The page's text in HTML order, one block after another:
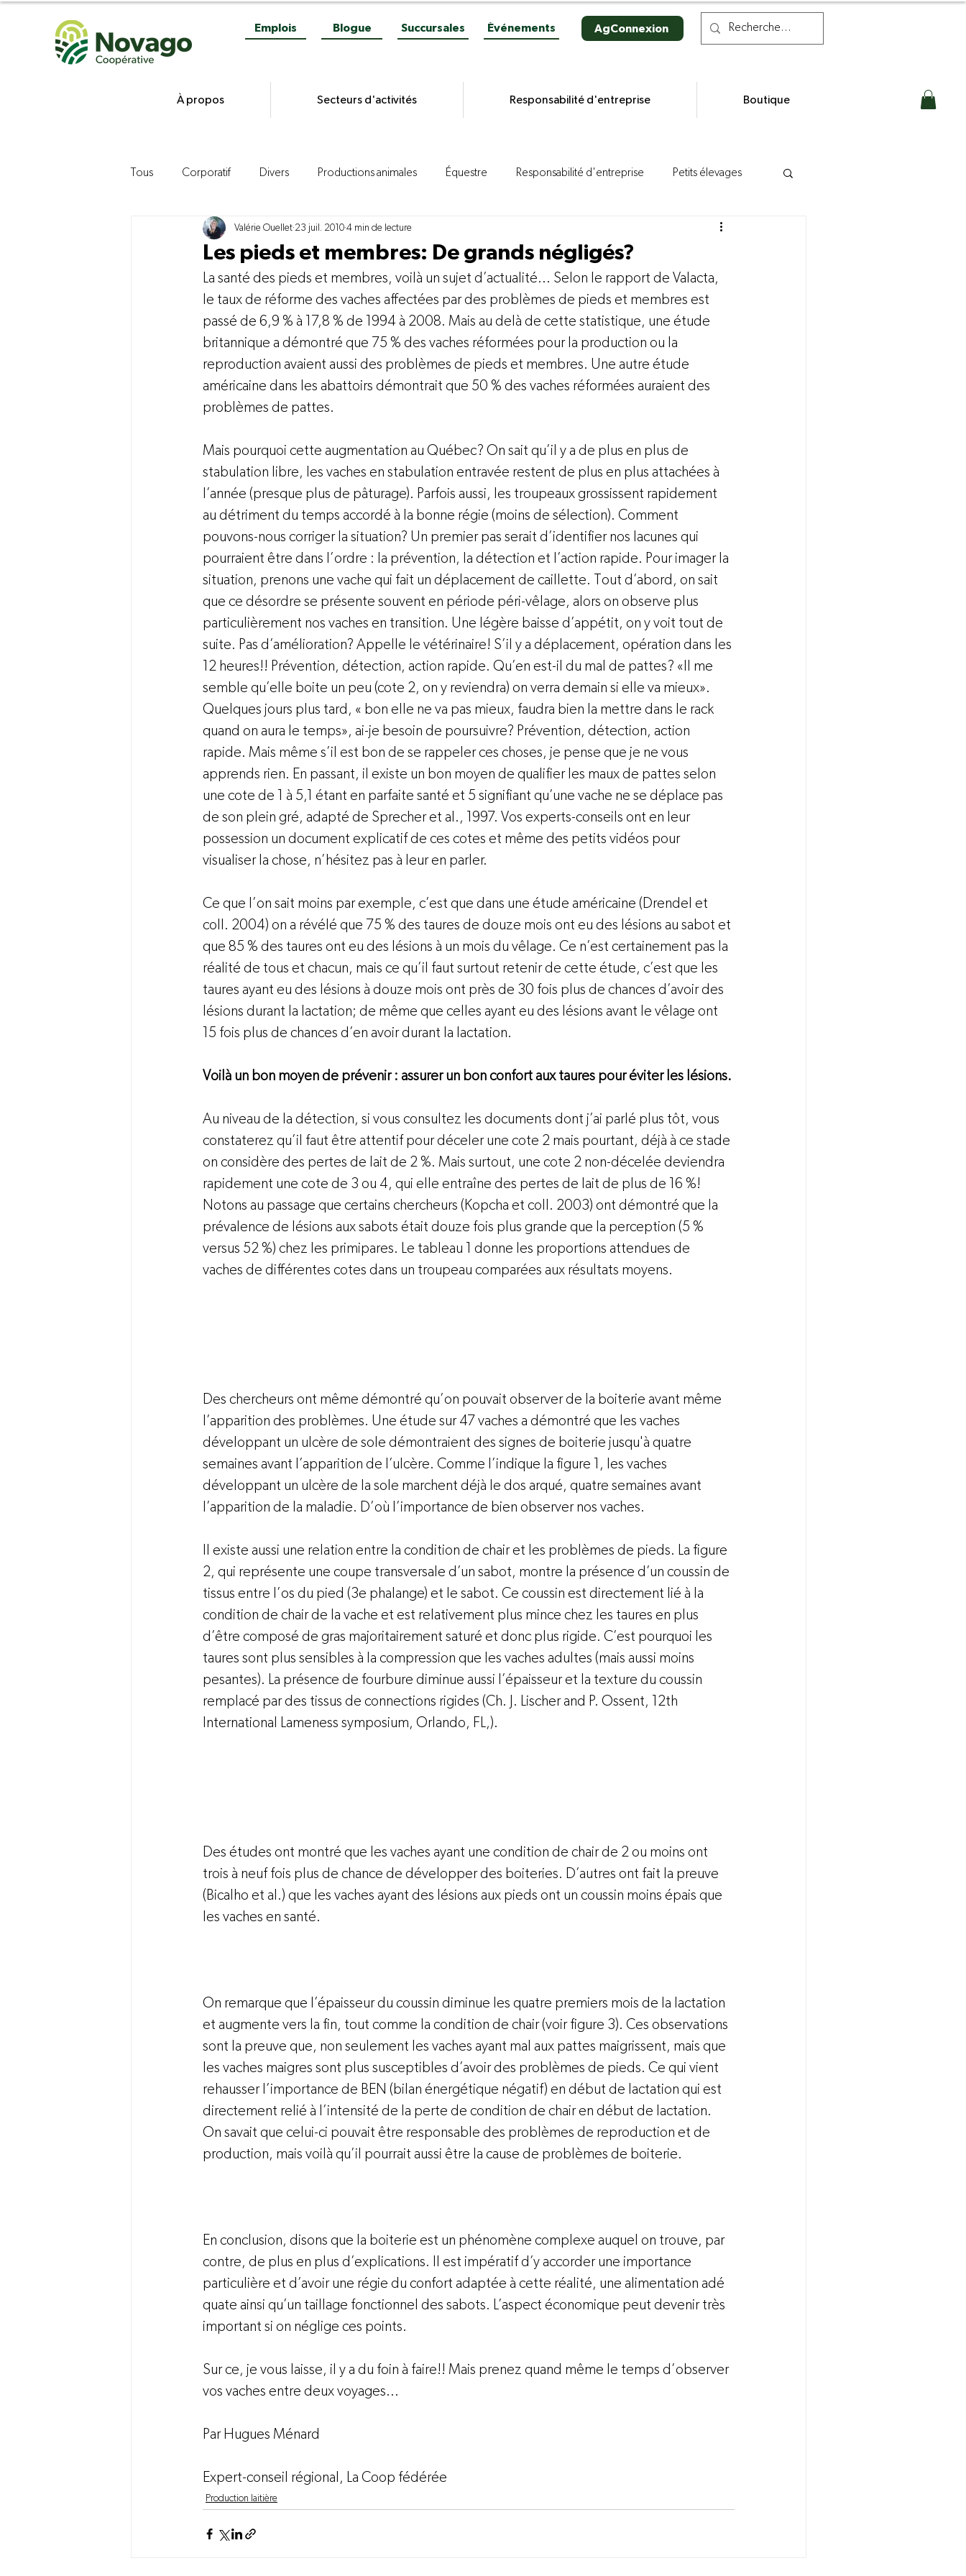
Emplois Blogue Succursales Événements AgConnexion
À propos Secteurs d'activités Responsabilité d'entreprise Boutique
Tous Corporatif Divers Productions animales Équestre Responsabilité d'entreprise Petits élevages
Commercialisation des grains Productions végétales
Reportages Quincailleries
Les pieds et membres: De grands négligés?
Valérie Ouellet 23 juil. 2010 4 min de lecture
La santé des pieds et membres, voilà un sujet d’actualité... Selon le rapport de Valacta,
le taux de réforme des vaches affectées par des problèmes de pieds et membres est
passé de 6,9 % à 17,8 % de 1994 à 2008. Mais au delà de cette statistique, une étude
britannique a démontré que 75 % des vaches réformées pour la production ou la
reproduction avaient aussi des problèmes de pieds et membres. Une autre étude
américaine dans les abattoirs démontrait que 50 % des vaches réformées auraient des
problèmes de pattes.
Mais pourquoi cette augmentation au Québec? On sait qu’il y a de plus en plus de
stabulation libre, les vaches en stabulation entravée restent de plus en plus attachées à
l’année (presque plus de pâturage). Parfois aussi, les troupeaux grossissent rapidement
au détriment du temps accordé à la bonne régie (moins de sélection). Comment
pouvons-nous corriger la situation? Un premier pas serait d’identifier nos lacunes qui
pourraient être dans l’ordre : la prévention, la détection et l’action rapide. Pour imager la
situation, prenons une vache qui fait un déplacement de caillette. Tout d’abord, on sait
que ce désordre se présente souvent en période péri-vêlage, alors on observe plus
particulièrement nos vaches en transition. Une légère baisse d’appétit, on y voit tout de
suite. Pas d’amélioration? Appelle le vétérinaire! S’il y a déplacement, opération dans les
12 heures!! Prévention, détection, action rapide. Qu’en est-il du mal de pattes? «Il me
semble qu’elle boite un peu (cote 2, on y reviendra) on verra demain si elle va mieux».
Quelques jours plus tard, « bon elle ne va pas mieux, faudra bien la mettre dans le rack
quand on aura le temps», ai-je besoin de poursuivre? Prévention, détection, action
rapide. Mais même s’il est bon de se rappeler ces choses, je pense que je ne vous
apprends rien. En passant, il existe un bon moyen de qualifier les maux de pattes selon
une cote de 1 à 5,1 étant en parfaite santé et 5 signifiant qu’une vache ne se déplace pas
de son plein gré, adapté de Sprecher et al., 1997. Vos experts-conseils ont en leur
possession un document explicatif de ces cotes et même des petits vidéos pour
visualiser la chose, n’hésitez pas à leur en parler.
Ce que l’on sait moins par exemple, c’est que dans une étude américaine (Drendel et
coll. 2004) on a révélé que 75 % des taures de douze mois ont eu des lésions au sabot et
que 85 % des taures ont eu des lésions à un mois du vêlage. Ce n’est certainement pas la
réalité de tous et chacun, mais ce qu’il faut surtout retenir de cette étude, c’est que les
taures ayant eu des lésions à douze mois ont près de 30 fois plus de chances d’avoir des
lésions durant la lactation; de même que celles ayant eu des lésions avant le vêlage ont
15 fois plus de chances d’en avoir durant la lactation.
Voilà un bon moyen de prévenir : assurer un bon confort aux taures pour éviter les lésions.
Au niveau de la détection, si vous consultez les documents dont j’ai parlé plus tôt, vous
constaterez qu’il faut être attentif pour déceler une cote 2 mais pourtant, déjà à ce stade
on considère des pertes de lait de 2 %. Mais surtout, une cote 2 non-décelée deviendra
rapidement une cote de 3 ou 4, qui elle entraîne des pertes de lait de plus de 16 %!
Notons au passage que certains chercheurs (Kopcha et coll. 2003) ont démontré que la
prévalence de lésions aux sabots était douze fois plus grande que la perception (5 %
versus 52 %) chez les primipares. Le tableau 1 donne les proportions attendues de
vaches de différentes cotes dans un troupeau comparées aux résultats moyens.
Des chercheurs ont même démontré qu’on pouvait observer de la boiterie avant même
l’apparition des problèmes. Une étude sur 47 vaches a démontré que les vaches
développant un ulcère de sole démontraient des signes de boiterie jusqu'à quatre
semaines avant l’apparition de l’ulcère. Comme l’indique la figure 1, les vaches
développant un ulcère de la sole marchent déjà le dos arqué, quatre semaines avant
l’apparition de la maladie. D’où l’importance de bien observer nos vaches.
Il existe aussi une relation entre la condition de chair et les problèmes de pieds. La figure
2, qui représente une coupe transversale d’un sabot, montre la présence d’un coussin de
tissus entre l’os du pied (3e phalange) et le sabot. Ce coussin est directement lié à la
condition de chair de la vache et est relativement plus mince chez les taures en plus
d’être composé de gras majoritairement saturé et donc plus rigide. C’est pourquoi les
taures sont plus sensibles à la compression que les vaches adultes (mais aussi moins
pesantes). La présence de fourbure diminue aussi l’épaisseur et la texture du coussin
remplacé par des tissus de connections rigides (Ch. J. Lischer and P. Ossent, 12th
International Lameness symposium, Orlando, FL,).
Des études ont montré que les vaches ayant une condition de chair de 2 ou moins ont
trois à neuf fois plus de chance de développer des boiteries. D’autres ont fait la preuve
(Bicalho et al.) que les vaches ayant des lésions aux pieds ont un coussin moins épais que
les vaches en santé.
On remarque que l’épaisseur du coussin diminue les quatre premiers mois de la lactation
et augmente vers la fin, tout comme la condition de chair (voir figure 3). Ces observations
sont la preuve que, non seulement les vaches ayant mal aux pattes maigrissent, mais que
les vaches maigres sont plus susceptibles d’avoir des problèmes de pieds. Ce qui vient
rehausser l’importance de BEN (bilan énergétique négatif) en début de lactation qui est
directement relié à l’intensité de la perte de condition de chair en début de lactation.
On savait que celui-ci pouvait être responsable des problèmes de reproduction et de
production, mais voilà qu’il pourrait aussi être la cause de problèmes de boiterie.
En conclusion, disons que la boiterie est un phénomène complexe auquel on trouve, par
contre, de plus en plus d’explications. Il est impératif d’y accorder une importance
particulière et d’avoir une régie du confort adaptée à cette réalité, une alimentation adé
quate ainsi qu’un taillage fonctionnel des sabots. L’aspect économique peut devenir très
important si on néglige ces points.
Sur ce, je vous laisse, il y a du foin à faire!! Mais prenez quand même le temps d’observer
vos vaches entre deux voyages...
Par Hugues Ménard
Expert-conseil régional, La Coop fédérée
Production laitière